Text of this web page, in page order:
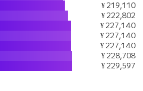
¥ 219,110
¥ 222,802
¥ 227,140
¥ 227,140
¥ 227,140
¥ 228,708
¥ 229,597